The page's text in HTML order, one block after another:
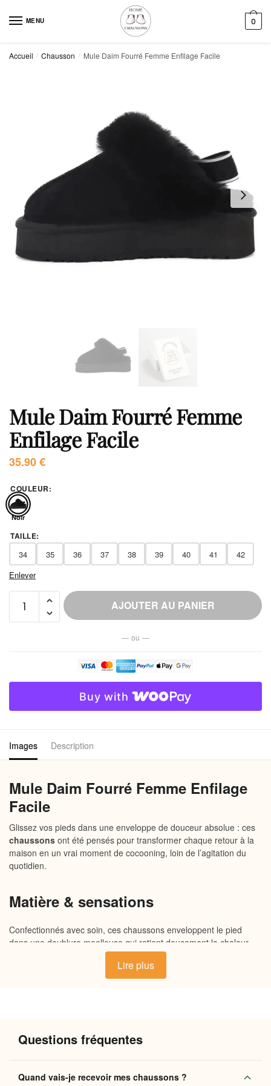
MENU 0
Accueil / Chausson / Mule Daim Fourré Femme Enfilage Facile
Mule Daim Fourré Femme
Enfilage Facile
35.90€
COULEUR:
Noir
TAILLE:
34 35 36 37 38 39 40 41
42
Enlever
Mule
Enfilage
AJOUTER AU PANIER
— ou —
Buy with
Images Description
Mule Daim Fourré Femme Enfilage
Facile
Glissez vos pieds dans une enveloppe de douceur absolue : ces
chaussons ont été pensés pour transformer chaque retour à la
maison en un vrai moment de cocooning, loin de l’agitation du
quotidien.
Matière & sensations
Confectionnés avec soin, ces chaussons enveloppent le pied
dans une doublure moelleuse qui retient doucement la chaleur
naturelle du corps. L’extérieur souple épouse chaque mouvement
sans contrainte, tandis que la semelle intérieure rembourrée offre
un soutien confortable à chaque pas. Respirant et doux au
Pourquoi vous allez l’adorer
Chaleur enveloppante: la doublure intérieure retient
Lire plus
Questions fréquentes
Quand vais-je recevoir mes chaussons ?